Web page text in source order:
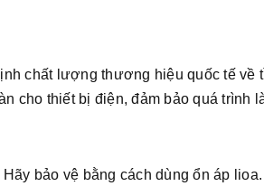
chất lượng thương hiệu quốc tế về
cho thiết bị điện, đảm bảo quá trình
bảo vệ bằng cách dùng ổn áp